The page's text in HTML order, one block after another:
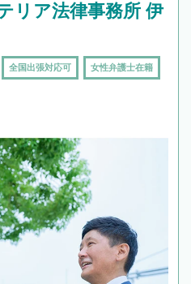
リア法律事務所 伊
全国出張対応可 女性弁護士在籍